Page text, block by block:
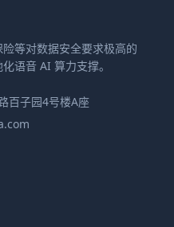
等对数据安全要求极高的
语音 AI 算力支撑。
百子园4号楼A座